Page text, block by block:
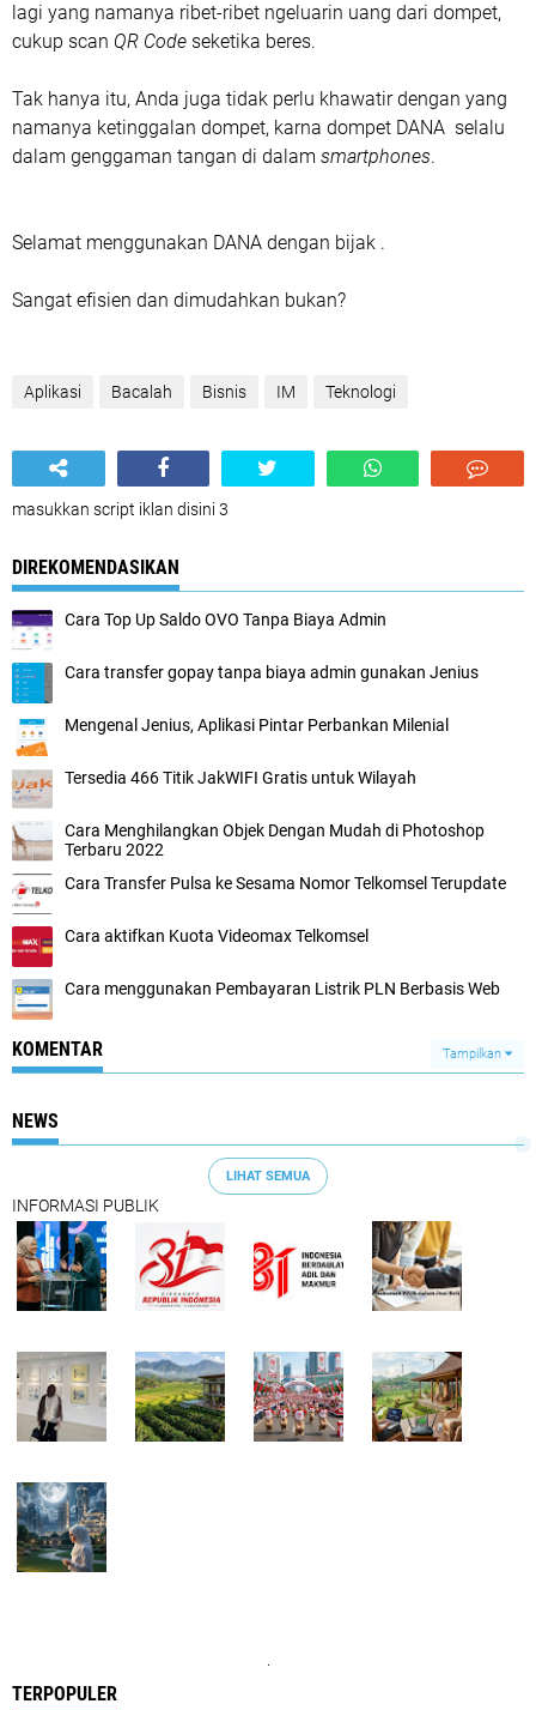
lagi yang namanya ribet-ribet ngeluarin uang dari dompet,
cukup scan QR Code seketika beres.
Tak hanya itu, Anda juga tidak perlu khawatir dengan yang
namanya ketinggalan dompet, karna dompet DANA selalu
dalam genggaman tangan di dalam smartphones.
Selamat menggunakan DANA dengan bijak .
Sangat efisien dan dimudahkan bukan?
Aplikasi Bacalah Bisnis IM Teknologi
masukkan script iklan disini 3
DIREKOMENDASIKAN
Cara Top Up Saldo OVO Tanpa Biaya Admin
Cara transfer gopay tanpa biaya admin gunakan Jenius
Mengenal Jenius, Aplikasi Pintar Perbankan Milenial
Tersedia 466 Titik JakWIFI Gratis untuk Wilayah
Cara Menghilangkan Objek Dengan Mudah di Photoshop
Terbaru 2022
Cara Transfer Pulsa ke Sesama Nomor Telkomsel Terupdate
Cara aktifkan Kuota Videomax Telkomsel
Cara menggunakan Pembayaran Listrik PLN Berbasis Web
KOMENTAR Tampilkan
NEWS
LIHAT SEMUA
INFORMASI PUBLIK
TERPOPULER